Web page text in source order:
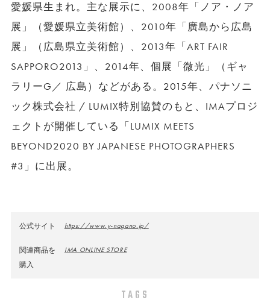
愛媛県生まれ。主な展示に、2008年「ノア・ノア
展」（愛媛県立美術館）、2010年「廣島から広島
展」（広島県立美術館）、2013年「ART FAIR
SAPPORO2013」、2014年、個展「微光」（ギャ
ラリーG／ 広島）などがある。2015年、パナソニ
ック株式会社 / LUMIX特別協賛のもと、IMAプロジ
ェクトが開催している「LUMIX MEETS
BEYOND2020 BY JAPANESE PHOTOGRAPHERS
#3」に出展。
公式サイト https://www.y-nagano.jp/
関連商品を
購入
IMA ONLINE STORE
TAGS